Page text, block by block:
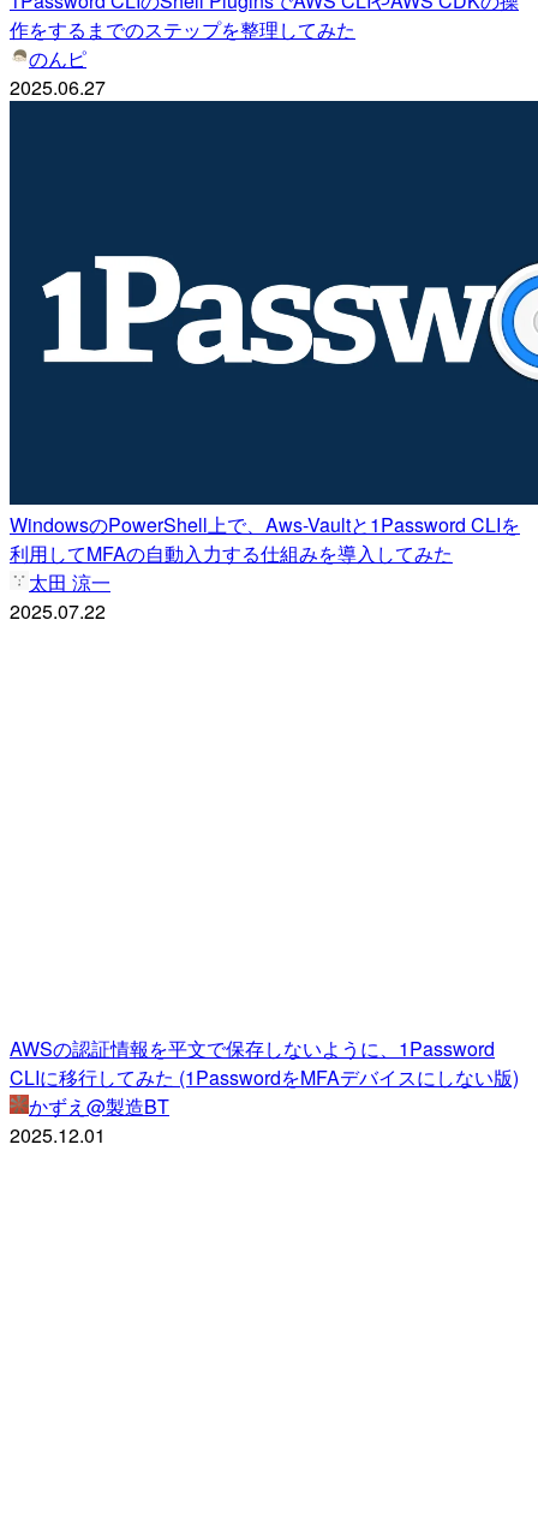
作をするまでのステップを整理してみた
のんピ
2025.06.27
WindowsのPowerShell上で、Aws-Vaultと1Password CLIを
利用してMFAの自動入力する仕組みを導入してみた
太田 涼一
2025.07.22
AWSの認証情報を平文で保存しないように、1Password
CLIに移行してみた (1PasswordをMFAデバイスにしない版)
かずえ@製造BT
2025.12.01